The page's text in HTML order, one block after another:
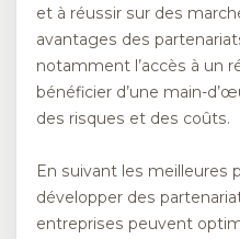
et à réussir sur des
avantages des
notamment l’accès à un
bénéficier d’une main-
des risques et des coûts.
En suivant les meilleures
développer des
entreprises peuvent